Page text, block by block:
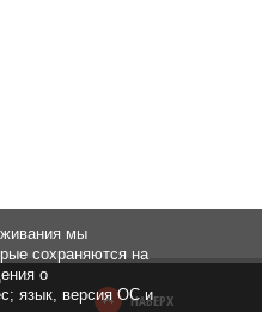
НАВЕРХ
мы
сохраняются на
о
язык, версия ОС и